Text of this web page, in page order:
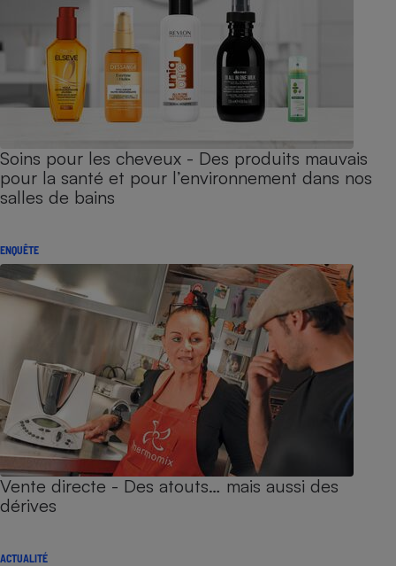
Soins pour les cheveux - Des produits mauvais
pour la santé et pour l’environnement dans nos
salles de bains
ENQUÊTE
Vente directe - Des atouts… mais aussi des
dérives
ACTUALITÉ